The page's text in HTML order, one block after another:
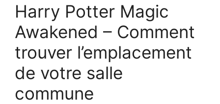
Harry Potter Magic
Awakened – Comment
trouver l’emplacement
de votre salle
commune